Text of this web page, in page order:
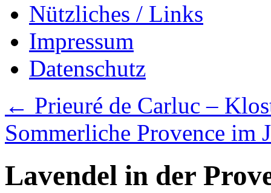
Nützliches / Links
Impressum
Datenschutz
← Prieuré de Carluc –
Sommerliche Provence im
Lavendel in der